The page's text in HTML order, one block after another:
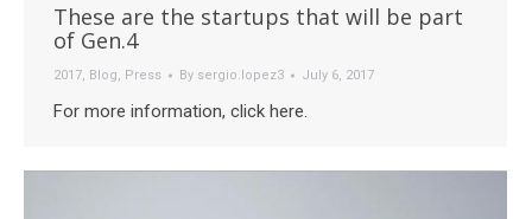
These are the startups that will be part
of Gen.4
2017, Blog, Press By sergio.lopez3 July 6, 2017
For more information, click here.